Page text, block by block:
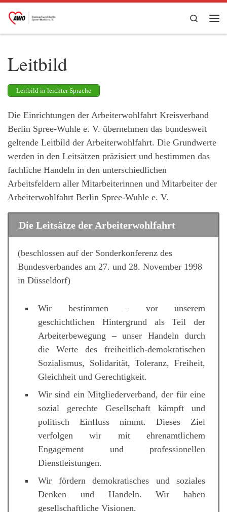
Zum Inhalt springen
Search
Leitbild
Leitbild in leichter Sprache
Die Einrichtungen der Arbeiterwohlfahrt Kreisverband
Berlin Spree-Wuhle e. V. übernehmen das bundesweit
geltende Leitbild der Arbeiterwohlfahrt. Die Grundwerte
werden in den Leitsätzen präzisiert und bestimmen das
fachliche Handeln in den unterschiedlichen
Arbeitsfeldern aller Mitarbeiterinnen und Mitarbeiter der
Arbeiterwohlfahrt Berlin Spree-Wuhle e. V.
Die Leitsätze der Arbeiterwohlfahrt
(beschlossen auf der Sonderkonferenz des
Bundesverbandes am 27. und 28. November 1998
in Düsseldorf)
Wir bestimmen – vor unserem
geschichtlichen Hintergrund als Teil der
Arbeiterbewegung – unser Handeln durch
die Werte des freiheitlich-demokratischen
Sozialismus, Solidarität, Toleranz, Freiheit,
Gleichheit und Gerechtigkeit.
Wir sind ein Mitgliederverband, der für eine
sozial gerechte Gesellschaft kämpft und
politisch Einfluss nimmt. Dieses Ziel
verfolgen wir mit ehrenamtlichem
Engagement und professionellen
Dienstleistungen.
Wir fördern demokratisches und soziales
Denken und Handeln. Wir haben
gesellschaftliche Visionen.